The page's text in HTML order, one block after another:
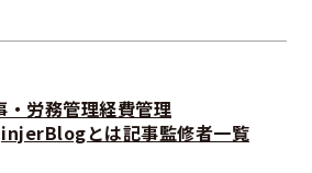
・労務管理経費管理
とは記事監修者一覧